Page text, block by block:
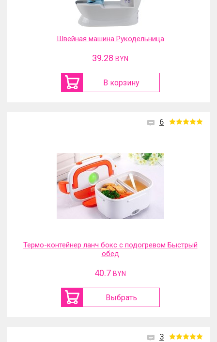
Швейная машина Рукодельница
39.28 BYN
В корзину
6
Термо-контейнер ланч бокс с подогревом Быстрый
обед
40.7 BYN
Выбрать
3